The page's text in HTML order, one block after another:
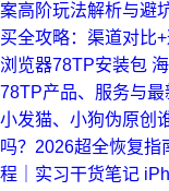
案高阶玩法解析与避
买全攻略：渠道对比
浏览器78TP安装包
78TP产品、服务与最
小发猫、小狗伪原创
吗？2026超全恢复指
程｜实习干货笔记